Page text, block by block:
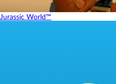
Jurassic World™